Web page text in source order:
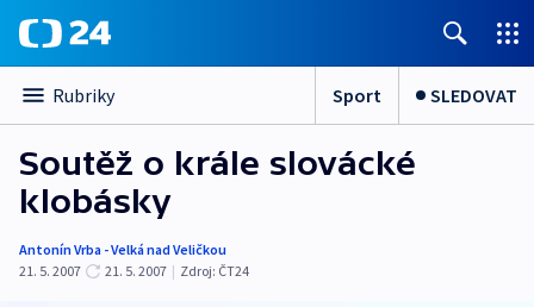
Rubriky Sport SLEDOVAT
Soutěž o krále slovácké
klobásky
Antonín Vrba - Velká nad Veličkou
21. 5. 2007
21. 5. 2007 | Zdroj: ČT24